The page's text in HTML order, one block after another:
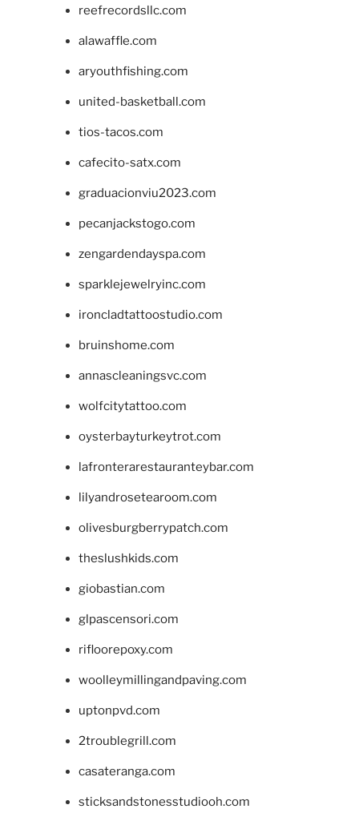
reefrecordsllc.com
alawaffle.com
aryouthfishing.com
united-basketball.com
tios-tacos.com
cafecito-satx.com
graduacionviu2023.com
pecanjackstogo.com
zengardendayspa.com
sparklejewelryinc.com
ironcladtattoostudio.com
bruinshome.com
annascleaningsvc.com
wolfcitytattoo.com
oysterbayturkeytrot.com
lafronterarestauranteybar.com
lilyandrosetearoom.com
olivesburgberrypatch.com
theslushkids.com
giobastian.com
glpascensori.com
rifloorepoxy.com
woolleymillingandpaving.com
uptonpvd.com
2troublegrill.com
casateranga.com
sticksandstonesstudiooh.com